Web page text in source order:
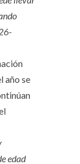
año se
edad